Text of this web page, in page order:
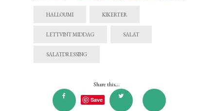
HALLOUMI KIKERTER
LETTVINT MIDDAG SALAT
SALATDRESSING
Share this...
Save